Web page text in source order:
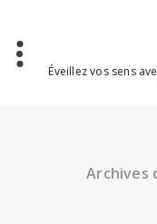
contenu
Éveillez vos sens
Archives